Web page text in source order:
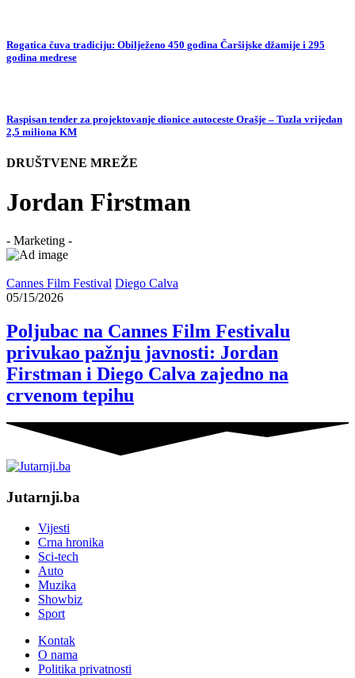
Rogatica čuva tradiciju: Obilježeno 450 godina Čaršijske džamije i 295
godina medrese
Raspisan tender za projektovanje dionice autoceste Orašje – Tuzla vrijedan
2,5 miliona KM
DRUŠTVENE MREŽE
Jordan Firstman
- Marketing -
Cannes Film Festival Diego Calva
05/15/2026
Poljubac na Cannes Film Festivalu
privukao pažnju javnosti: Jordan
Firstman i Diego Calva zajedno na
crvenom tepihu
Jutarnji.ba
Vijesti
Crna hronika
Sci-tech
Auto
Muzika
Showbiz
Sport
Kontak
O nama
Politika privatnosti